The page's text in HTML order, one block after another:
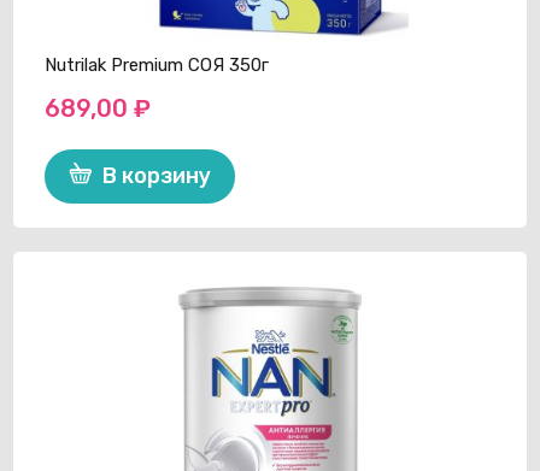
Nutrilak Premium СОЯ 350г
689,00₽
В корзину